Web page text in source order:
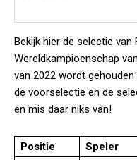
Bekijk hier de selectie van
Wereldkampioenschap
van 2022 wordt
de voorselectie en de
en mis daar niks van!
Positie Speler